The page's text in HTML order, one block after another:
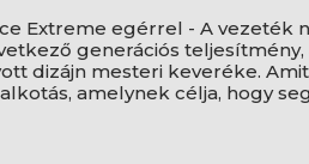
Extreme egérrel - A vezeték
generációs teljesítmény,
dizájn mesteri keveréke.
amelynek célja, hogy